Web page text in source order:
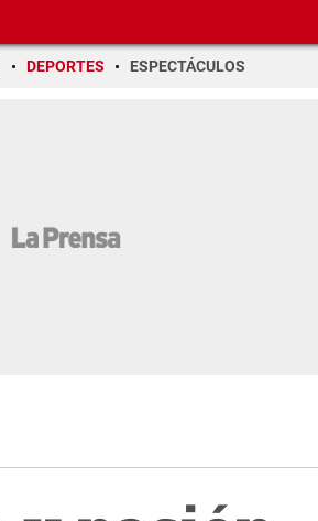
DEPORTES ESPECTÁCULOS